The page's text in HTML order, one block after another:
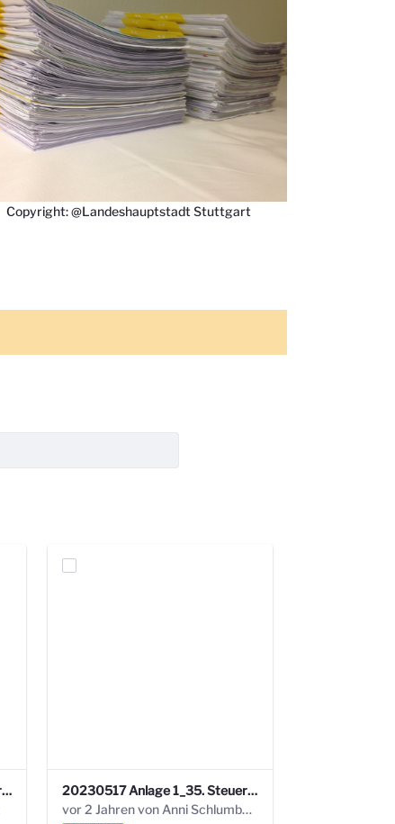
Copyright: @Landeshauptstadt Stuttgart
24_4_3 Protokoll Steuerungskreis.pdf
20230517 Anlage 1_35. Steuerungskreis.pdf
vor 2 Jahren von Anni Schlumberger